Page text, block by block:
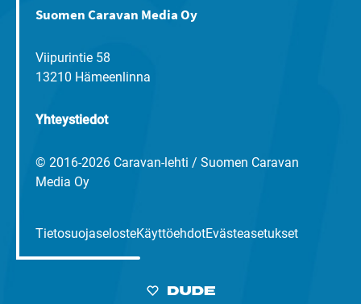
Suomen Caravan Media Oy
Viipurintie 58
13210 Hämeenlinna
Yhteystiedot
© 2016-2026 Caravan-lehti / Suomen Caravan
Media Oy
TietosuojaselosteKäyttöehdotEvästeasetukset